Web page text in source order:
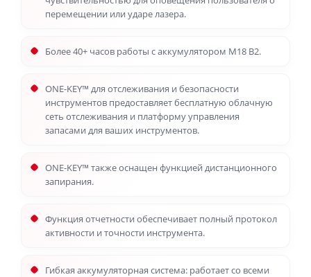
перемещении или ударе лазера.
Более 40+ часов работы с аккумулятором M18 B2.
ONE-KEY™ для отслеживания и безопасности
инструментов предоставляет бесплатную облачную
сеть отслеживания и платформу управления
запасами для ваших инструментов.
ONE-KEY™ также оснащен функцией дистанционного
запирания.
Функция отчетности обеспечивает полный протокол
активности и точности инструмента.
Гибкая аккумуляторная система: работает со всеми